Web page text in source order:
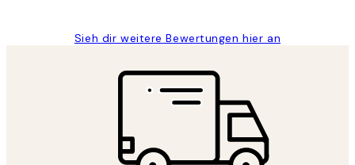
Sieh dir weitere Bewertungen hier an